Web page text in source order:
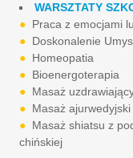
WARSZTATY
● Praca z emocjami
● Doskonalenie
● Homeopatia
● Bioenergoterapia
● Masaż
● Masaż ajurwedyjski
● Masaż shiatsu z
chińskiej